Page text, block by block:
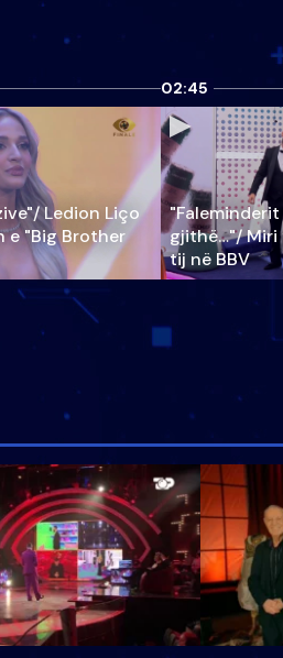
Ledion Liço
e "Big Brother
02:45
gjithë…"/ Miri
tij në BBV